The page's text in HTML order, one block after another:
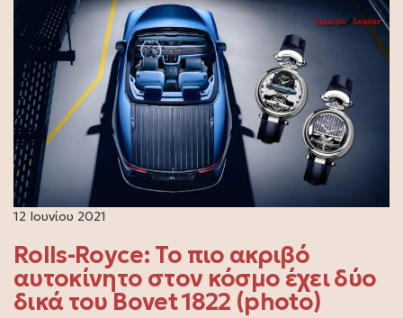
12 Ιουνίου 2021
Rolls-Royce: Το πιο ακριβό
αυτοκίνητο στον κόσμο έχει δύο
δικά του Bovet 1822 (photo)